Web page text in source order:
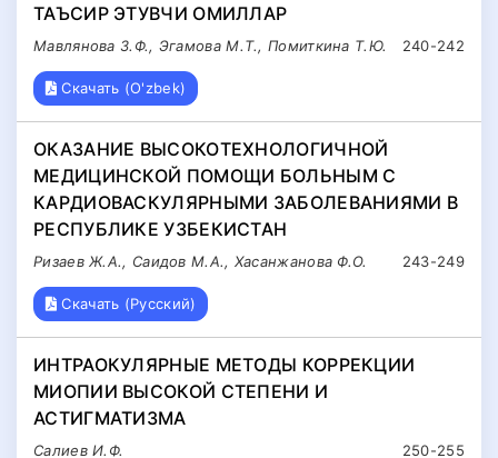
ТАЪСИР ЭТУВЧИ ОМИЛЛАР
240-242
Мавлянова З.Ф., Эгамова М.Т., Помиткина Т.Ю.
Скачать (O'zbek)
ОКАЗАНИЕ ВЫСОКОТЕХНОЛОГИЧНОЙ
МЕДИЦИНСКОЙ ПОМОЩИ БОЛЬНЫМ С
КАРДИОВАСКУЛЯРНЫМИ ЗАБОЛЕВАНИЯМИ В
РЕСПУБЛИКЕ УЗБЕКИСТАН
243-249
Ризаев Ж.А., Саидов М.А., Хасанжанова Ф.О.
Скачать (Русский)
ИНТРАОКУЛЯРНЫЕ МЕТОДЫ КОРРЕКЦИИ
МИОПИИ ВЫСОКОЙ СТЕПЕНИ И
АСТИГМАТИЗМА
250-255
Салиев И.Ф.